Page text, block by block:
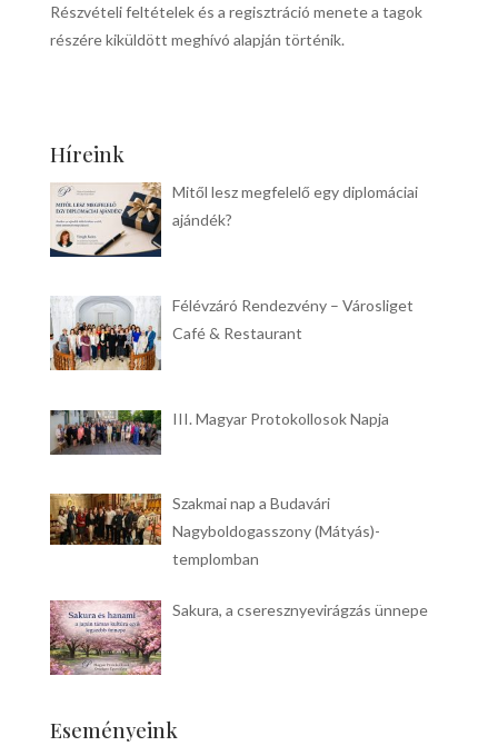
Részvételi feltételek és a regisztráció menete a tagok
részére kiküldött meghívó alapján történik.
Híreink
Mitől lesz megfelelő egy diplomáciai
ajándék?
Félévzáró Rendezvény – Városliget
Café & Restaurant
III. Magyar Protokollosok Napja
Szakmai nap a Budavári
Nagyboldogasszony (Mátyás)-
templomban
Sakura, a cseresznyevirágzás ünnepe
Eseményeink